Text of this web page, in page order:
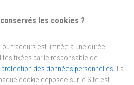
les cookies ?
traceurs est limitée à une durée
fixées par le responsable de
protection des données personnelles. La
cookie déposée sur le Site est